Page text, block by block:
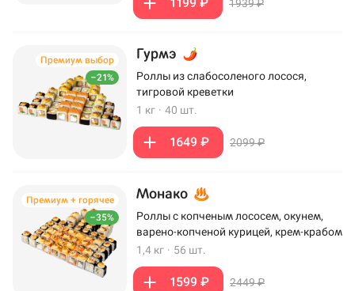
1199 ₽ 1939 ₽
–21%
Премиум выбор Гурмэ
Роллы из слабосоленого лосося,
тигровой креветки
1 кг · 40 шт.
1649 ₽ 2099 ₽
–35%
Премиум + горячее Монако
Роллы с копченым лососем, окунем,
варено-копченой курицей, крем-крабом
1,4 кг · 56 шт.
1599 ₽ 2449 ₽